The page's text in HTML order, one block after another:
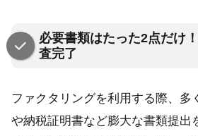
必要書類はたった2点だけ
査完了
ファクタリングを利用する際、多
や納税証明書など膨大な書類提出